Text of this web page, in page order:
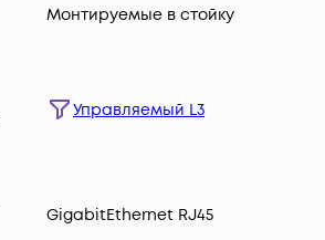
Монтируемые в стойку
Управляемый L3
GigabitEthernet RJ45